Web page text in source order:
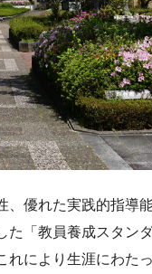
優れた実践的指導
「教員養成スタン
により生涯にわた